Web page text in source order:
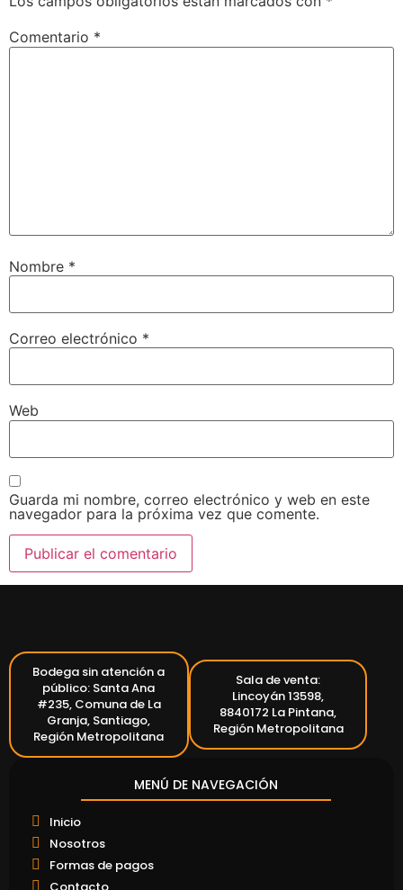
Comentario *
Nombre *
Correo electrónico *
Web
Guarda mi nombre, correo electrónico y web en este
navegador para la próxima vez que comente.
Bodega sin atención a
público: Santa Ana
#235, Comuna de La
Granja, Santiago,
Región Metropolitana
Sala de venta:
Lincoyán 13598,
8840172 La Pintana,
Región Metropolitana
MENÚ DE NAVEGACIÓN
Inicio
Nosotros
Formas de pagos